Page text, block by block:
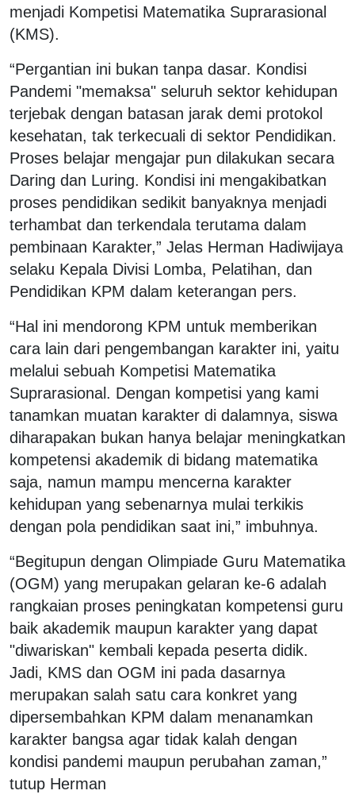
menjadi Kompetisi Matematika Suprarasional
(KMS).
“Pergantian ini bukan tanpa dasar. Kondisi
Pandemi "memaksa" seluruh sektor kehidupan
terjebak dengan batasan jarak demi protokol
kesehatan, tak terkecuali di sektor Pendidikan.
Proses belajar mengajar pun dilakukan secara
Daring dan Luring. Kondisi ini mengakibatkan
proses pendidikan sedikit banyaknya menjadi
terhambat dan terkendala terutama dalam
pembinaan Karakter,” Jelas Herman Hadiwijaya
selaku Kepala Divisi Lomba, Pelatihan, dan
Pendidikan KPM dalam keterangan pers.
“Hal ini mendorong KPM untuk memberikan
cara lain dari pengembangan karakter ini, yaitu
melalui sebuah Kompetisi Matematika
Suprarasional. Dengan kompetisi yang kami
tanamkan muatan karakter di dalamnya, siswa
diharapakan bukan hanya belajar meningkatkan
kompetensi akademik di bidang matematika
saja, namun mampu mencerna karakter
kehidupan yang sebenarnya mulai terkikis
dengan pola pendidikan saat ini,” imbuhnya.
“Begitupun dengan Olimpiade Guru Matematika
(OGM) yang merupakan gelaran ke-6 adalah
rangkaian proses peningkatan kompetensi guru
baik akademik maupun karakter yang dapat
"diwariskan" kembali kepada peserta didik.
Jadi, KMS dan OGM ini pada dasarnya
merupakan salah satu cara konkret yang
dipersembahkan KPM dalam menanamkan
karakter bangsa agar tidak kalah dengan
kondisi pandemi maupun perubahan zaman,”
tutup Herman